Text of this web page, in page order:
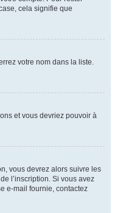
cela signifie que
votre nom dans la liste.
et vous devriez pouvoir à
vous devrez alors suivre les
l’inscription. Si vous avez
e-mail fournie, contactez